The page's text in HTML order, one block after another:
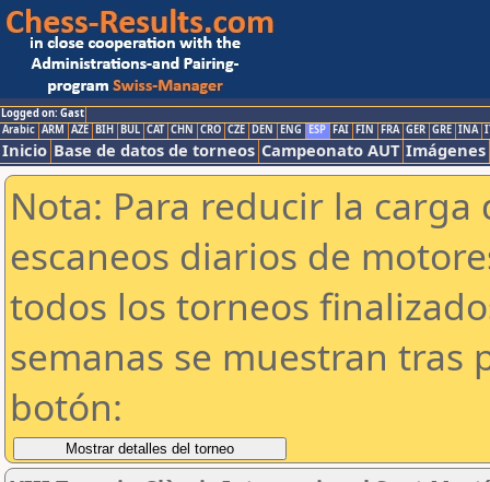
Logged on: Gast
Arabic ARM AZE BIH BUL CAT CHN CRO CZE DEN ENG ESP FAI FIN FRA GER GRE INA
Inicio Base de datos de torneos Campeonato AUT Imágenes
Nota: Para reducir la
escaneos diarios de
todos los torneos
semanas se muestran tras
botón: